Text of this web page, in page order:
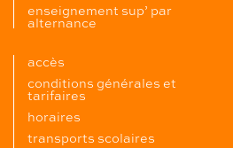
enseignement sup’ par
alternance
accès
conditions générales et
tarifaires
horaires
transports scolaires